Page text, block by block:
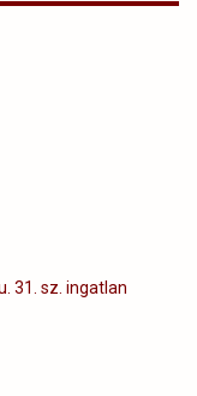
31. sz. ingatlan